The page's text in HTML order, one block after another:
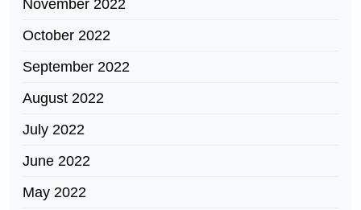
November 2022
October 2022
September 2022
August 2022
July 2022
June 2022
May 2022